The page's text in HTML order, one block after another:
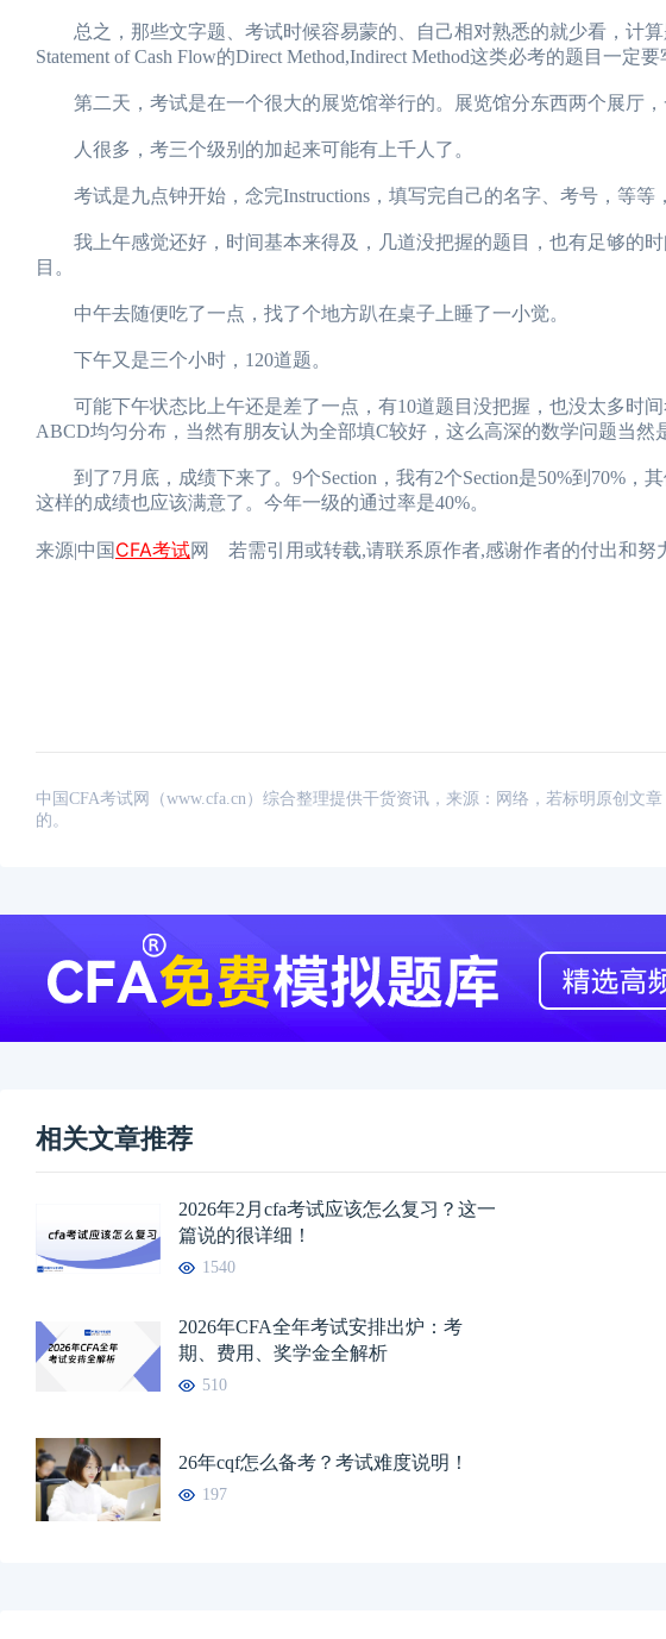
总之，那些文字题、考试时候容易蒙的、自己相对熟悉的就少看，计算
Statement of Cash Flow的Direct Method,Indirect Method这类必考的题目一定
第二天，考试是在一个很大的展览馆举行的。展览馆分东西两个展厅，
人很多，考三个级别的加起来可能有上千人了。
考试是九点钟开始，念完Instructions，填写完自己的名字、考号，等等
我上午感觉还好，时间基本来得及，几道没把握的题目，也有足够的时
目。
中午去随便吃了一点，找了个地方趴在桌子上睡了一小觉。
下午又是三个小时，120道题。
可能下午状态比上午还是差了一点，有10道题目没把握，也没太多时
ABCD均匀分布，当然有朋友认为全部填C较好，这么高深的数学问题当然
到了7月底，成绩下来了。9个Section，我有2个Section是50%到70%，
这样的成绩也应该满意了。今年一级的通过率是40%。
来源|中国 CFA考试网 若需引用或转载,请联系原作者,感谢作者的付出和努
中国CFA考试网（www.cfa.cn）综合整理提供干货资讯，来源：网络，若标明原创文
的。
相关文章推荐
2026年2月cfa考试应该怎么复习？这一
篇说的很详细！
1540
2026年CFA全年考试安排出炉：考
期、费用、奖学金全解析
510
26年cqf怎么备考？考试难度说明！
197